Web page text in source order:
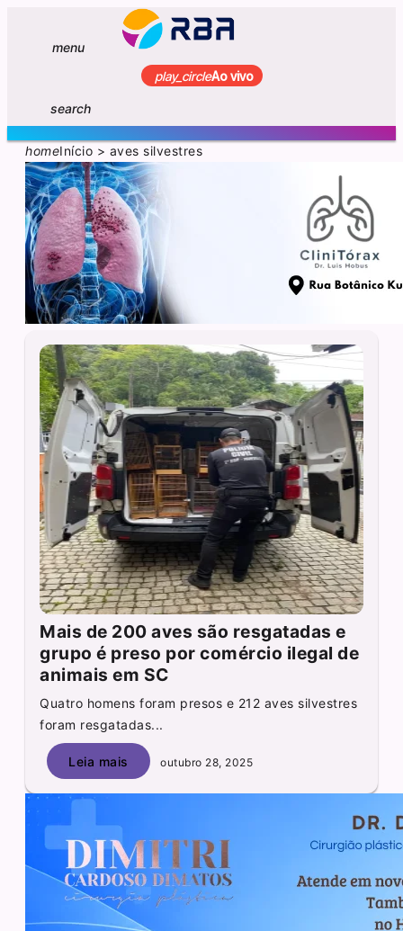
menu
play_circleAo vivo
search
homeInício > aves silvestres
Mais de 200 aves são resgatadas e
grupo é preso por comércio ilegal de
animais em SC
Quatro homens foram presos e 212 aves silvestres
foram resgatadas...
Leia mais outubro 28, 2025